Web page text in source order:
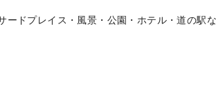
ドプレイス・風景・公園・ホテル・道の駅